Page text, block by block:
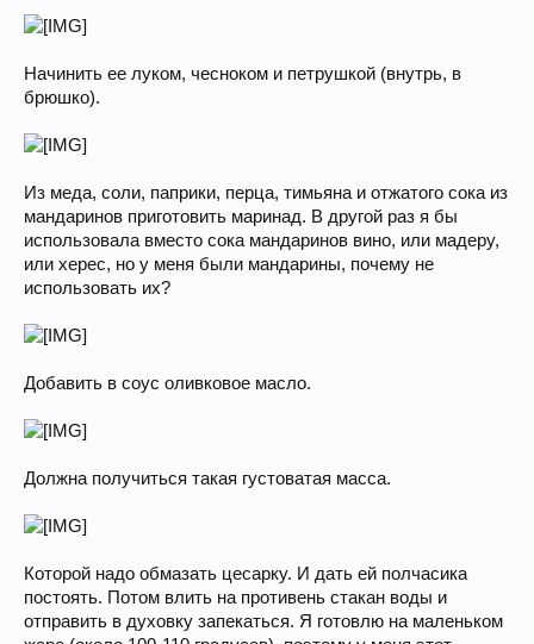
Начинить ее луком, чесноком и петрушкой (внутрь, в
брюшко).
Из меда, соли, паприки, перца, тимьяна и отжатого сока из
мандаринов приготовить маринад. В другой раз я бы
использовала вместо сока мандаринов вино, или мадеру,
или херес, но у меня были мандарины, почему не
использовать их?
Добавить в соус оливковое масло.
Должна получиться такая густоватая масса.
Которой надо обмазать цесарку. И дать ей полчасика
постоять. Потом влить на противень стакан воды и
отправить в духовку запекаться. Я готовлю на маленьком